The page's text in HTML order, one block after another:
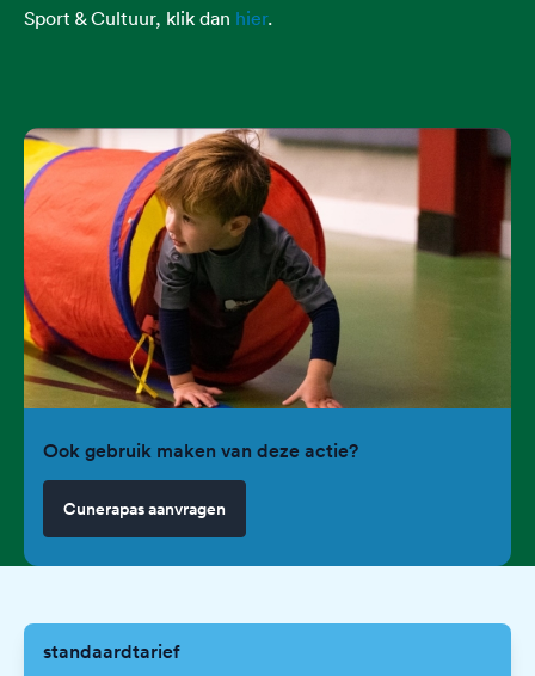
Sport & Cultuur, klik dan hier.
Ook gebruik maken van deze actie?
Cunerapas aanvragen
standaardtarief